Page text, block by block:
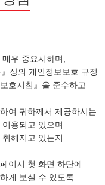
우 중요시하며,
상의 개인정보보호 규정
호지침』을 준수하고
여 귀하께서 제공하시는
용되고 있으며
해지고 있는지
이지 첫 화면 하단에
게 보실 수 있도록